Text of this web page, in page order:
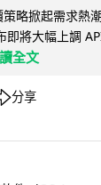
略掀起需求熱
即將大幅上調
全文
分享